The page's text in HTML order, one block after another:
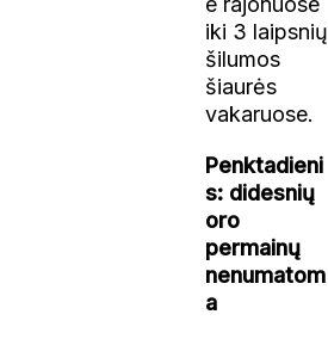
iki 3 laipsnių
šilumos
šiaurės
vakaruose.
Penktadieni
s: didesnių
oro
permainų
nenumatom
a